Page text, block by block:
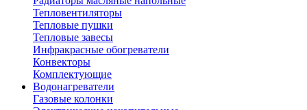
Тепловентиляторы
Тепловые пушки
Тепловые завесы
Инфракрасные обогреватели
Конвекторы
Комплектующие
Водонагреватели
Газовые колонки